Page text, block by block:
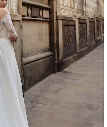
Банкет Транспорт